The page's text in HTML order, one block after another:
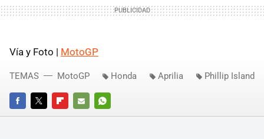
Vía y Foto | MotoGP
FACEBOOKTWITTERFLIPBOARD
E-
WHATSAPP
TEMAS MotoGP Honda Aprilia Phillip Island